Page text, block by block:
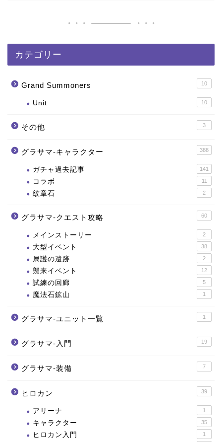
カテゴリー
Grand Summoners 10
Unit 10
その他 3
グラサマ-キャラクター 388
ガチャ過去記事 141
コラボ 11
紋章石 2
グラサマ-クエスト攻略 60
メインストーリー 2
大型イベント 38
属護の遺跡 2
襲来イベント 12
試練の回廊 5
魔法石鉱山 1
グラサマ-ユニット一覧 1
グラサマ-入門 19
グラサマ-装備 7
ヒロカン 39
アリーナ 1
キャラクター 35
ヒロカン入門 1